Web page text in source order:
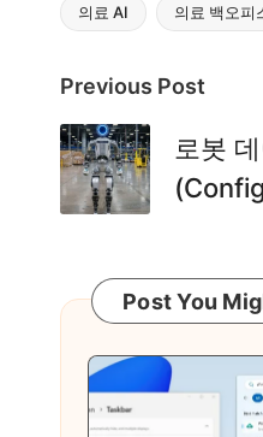
Tags:
의료 AI 의료 백오피
Post
Previous Post
로봇
Post You